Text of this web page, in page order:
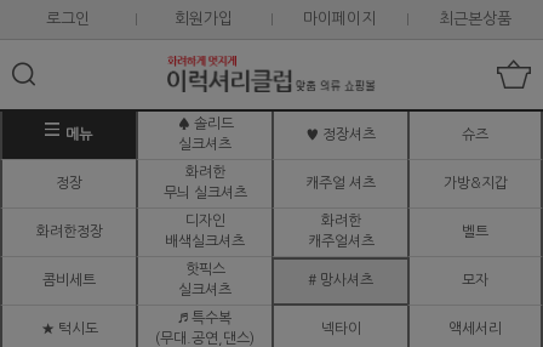
로그인 회원가입 마이페이지 최근본상품
메뉴
♠ 솔리드
실크셔츠
♥ 정장셔츠 슈즈
정장
화려한
무늬 실크셔츠
캐주얼 셔츠 가방&지갑
화려한정장
디자인
배색실크셔츠
화려한
캐주얼셔츠
벨트
콤비세트
핫픽스
실크셔츠
# 망사셔츠 모자
★ 턱시도
♬ 특수복
(무대.공연,댄스)
넥타이 액세서리